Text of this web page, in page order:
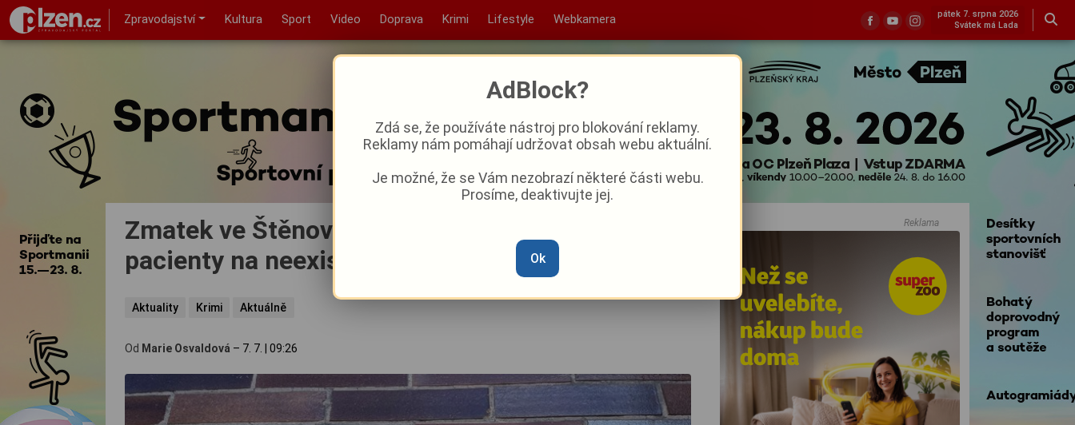
Zpravodajství Kultura Sport Video Doprava Krimi Lifestyle Webkamera
pátek 7. srpna 2026
Svátek má Lada
Zmatek ve Štěnovicích. Falešné značení poslalo
pacienty na neexistující adresu
Aktuality Krimi Aktuálně
Od Marie Osvaldová – 7. 7. 09:26
Reklama
AdBlock?
Zdá se, že používáte nástroj pro blokování reklamy.
Reklamy nám pomáhají udržovat obsah webu aktuální.
Je možné, že se Vám nezobrazí některé části webu.
Prosíme, deaktivujte jej.
Ok